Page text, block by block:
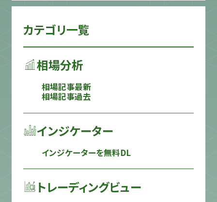
カテゴリ一覧
相場分析
相場記事最新
相場記事過去
インジケーター
インジケーターを無料DL
トレーディングビュー